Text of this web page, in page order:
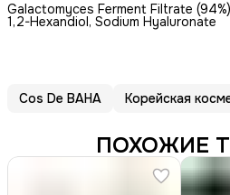
Galactomyces Ferment Filtrate
1,2-Hexandiol, Sodium Hyaluronate
Cos De BAHA Корейская
ПОХОЖИЕ